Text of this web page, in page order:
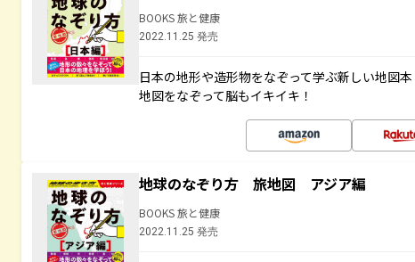
BOOKS 旅と健康
2022.11.25 発売
日本の地形や造形物をなぞって学ぶ新しい地図
地図をなぞって脳もイキイキ！
地球のなぞり方 旅地図 アジア編
BOOKS 旅と健康
2022.11.25 発売